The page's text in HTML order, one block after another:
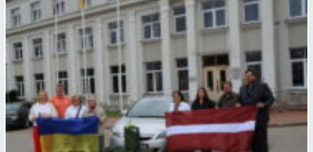
No Valmieras uz Ukrainu ceļā dodas vēl viena humānās palīdzības
automašīna